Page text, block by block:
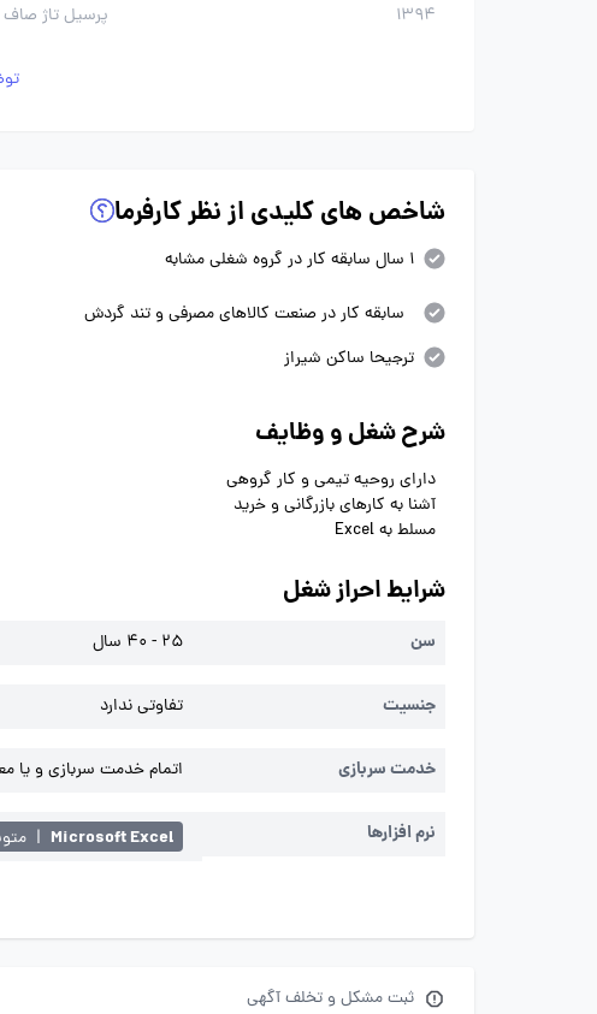
1394 پرسیل تاژ صاف
شاخص های کلیدی از نظر کارفرما
1 سال سابقه کار در گروه شغلی مشابه
سابقه کار در صنعت کالاهای مصرفی و تند گردش
ترجیحا ساکن شیراز
شرح شغل و وظایف
دارای روحیه تیمی و کار گروهی
آشنا به کارهای بازرگانی و خرید
مسلط به Excel
شرایط احراز شغل
سن 25 - 40 سال
جنسیت تفاوتی ندارد
خدمت سربازی اتمام خدمت سربازی و یا
نرم افزارها Microsoft Excel
|
ثبت مشکل و تخلف آگهی